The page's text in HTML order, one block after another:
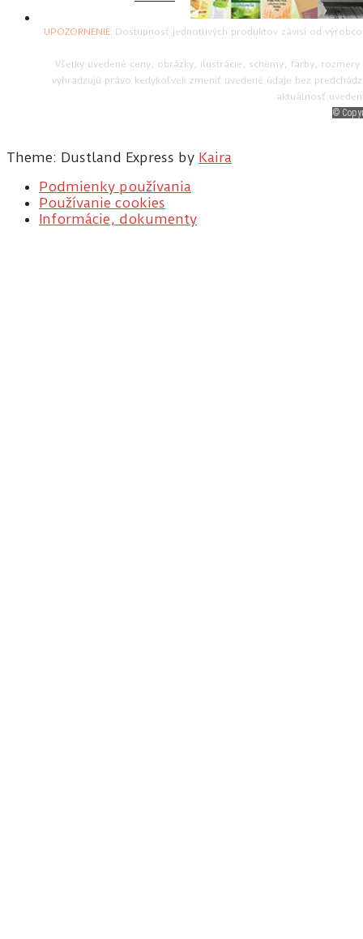
UPOZORNENIE: Dostupnosť jednotlivých produktov závisí od
Všetky uvedené ceny, obrázky, ilustrácie, schémy, farby,
vyhradzujú právo kedykoľvek zmeniť uvedené údaje bez
aktuálnosť
©
Theme: Dustland Express by Kaira
Podmienky používania
Používanie cookies
Informácie, dokumenty